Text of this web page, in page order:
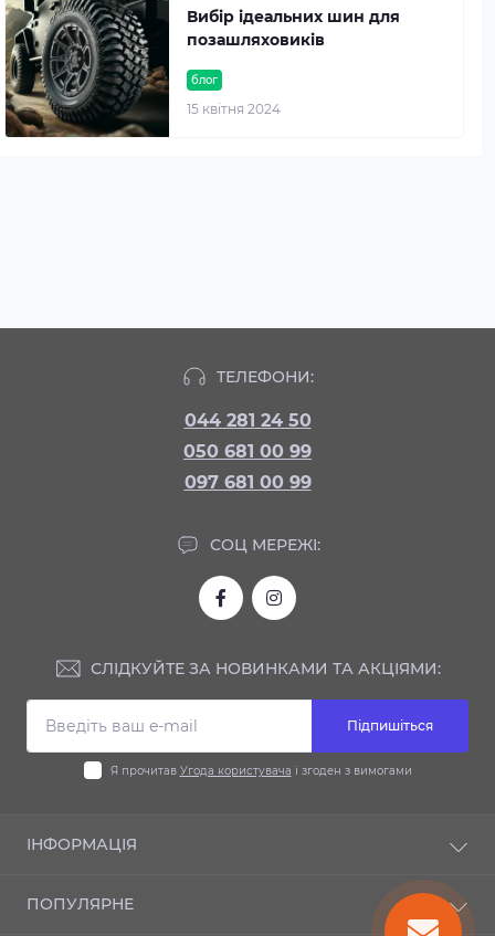
блог
15 квітня 2024
Вибір ідеальних шин для
позашляховиків
ТЕЛЕФОНИ:
044 281 24 50
050 681 00 99
097 681 00 99
СОЦ МЕРЕЖІ:
СЛІДКУЙТЕ ЗА НОВИНКАМИ ТА АКЦІЯМИ:
Підпишіться
Я прочитав Угода користувача і згоден з вимогами
ІНФОРМАЦІЯ
Гарантія
ПОПУЛЯРНЕ